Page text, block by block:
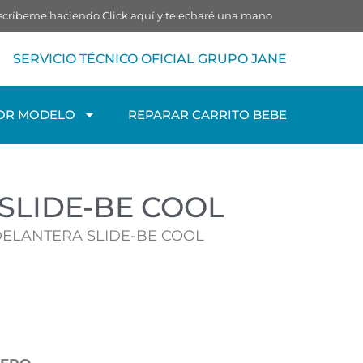
haciendoClick aquíy te echaré una mano
SERVICIO TÉCNICO OFICIAL GRUPO JANE
MODELO REPARAR CARRITO BEBE
BE COOL
SLIDE-BE COOL